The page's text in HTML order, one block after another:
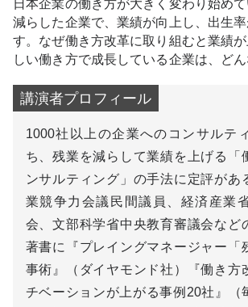
日本企業の働き方が大きく変わり始め
減らした企業で、業績が向上し、出生
す。なぜ働き方改革に取り組むと業績
しい働き方で成長している企業は、どん
1000社以上の企業へのコンサルテ
ち、残業を減らして業績を上げる「
ンサルティング」の手法に定評があ
業競争力会議民間議員、経済産業
会、文部科学省中央教育審議会など
著書に『プレイングマネージャー「
事術』（ダイヤモンド社）『働き方
チベーションが上がる事例20社』（